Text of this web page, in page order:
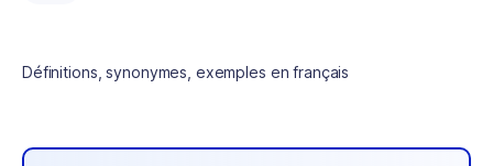
Définitions, synonymes, exemples en français